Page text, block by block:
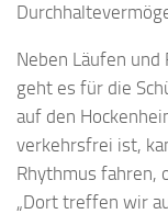
Neben Läufen
geht es für die
auf den
verkehrsfrei ist,
Rhythmus fahren,
„Dort treffen wir